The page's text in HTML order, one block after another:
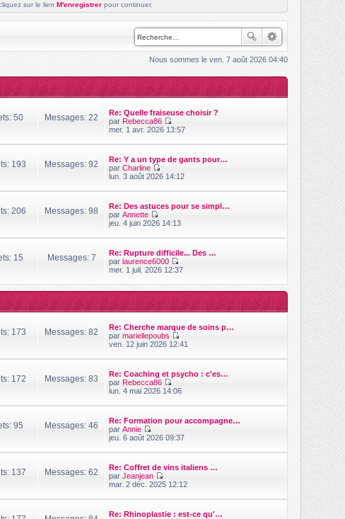
sur le lien M'enregistrer pour continuer.
Nous sommes le ven. 7 août 2026 04:40
50 Messages: 22
Re: Quelle fraiseuse choisir ?
par Rebecca86
V
i
l
d
n
i
e
m
s
s
a
e
mer. 1 avr. 2026 13:57
193 Messages: 92
Re: Y a un type de gants pour…
par Charline
V
i
l
d
n
i
e
m
e
s
g
e
lun. 3 août 2026 14:12
206 Messages: 98
Re: Des astuces pour se simpl…
par Annette
V
i
l
e
d
r
e
m
e
s
s
g
e
jeu. 4 juin 2026 14:13
15 Messages: 7
Re: Rupture difficile... Des …
par laurence6000
V
i
r
e
e
n
e
m
e
s
s
g
mer. 1 juil. 2026 12:37
173 Messages: 82
Re: Cherche marque de soins p…
par mariellepoubs
V
i
l
d
n
e
m
s
a
ven. 12 juin 2026 12:41
172 Messages: 83
Re: Coaching et psycho : c'es…
par Rebecca86
V
i
l
d
n
e
m
s
lun. 4 mai 2026 14:06
95 Messages: 46
Re: Formation pour accompagne…
par Annie
V
i
l
e
d
n
jeu. 6 août 2026 09:37
137 Messages: 62
Re: Coffret de vins italiens …
par Jeanjean
V
i
l
mar. 2 déc. 2025 12:12
Re: Rhinoplastie : est-ce qu'…